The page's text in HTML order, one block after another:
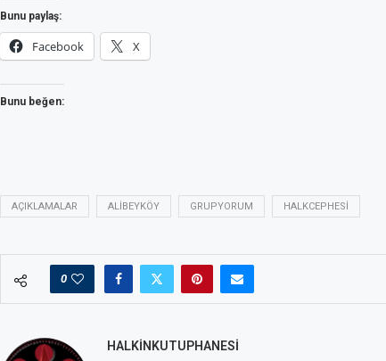
Bunu paylaş:
Facebook X
Bunu beğen:
AÇIKLAMALAR ALIBEYKÖY GRUPYORUM HALKCEPHESI
0
HALKINKUTUPHANESI